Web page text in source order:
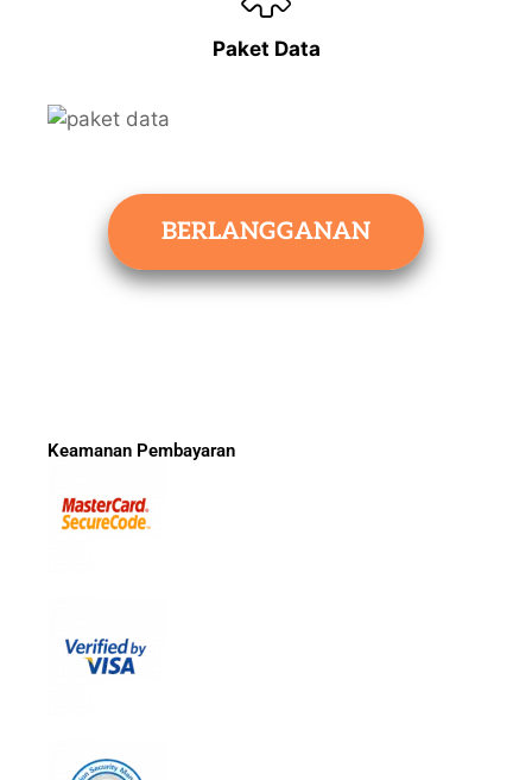
Paket Data
BERLANGGANAN
Keamanan Pembayaran